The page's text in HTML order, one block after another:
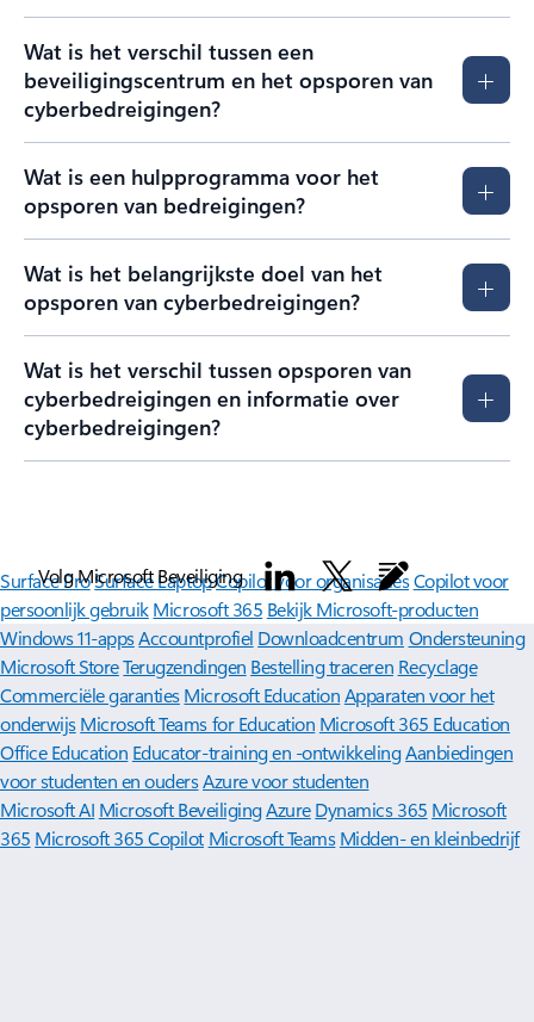
Wat is het verschil tussen een
beveiligingscentrum en het opsporen van
cyberbedreigingen?
Wat is een hulpprogramma voor het
opsporen van bedreigingen?
Wat is het belangrijkste doel van het
opsporen van cyberbedreigingen?
Wat is het verschil tussen opsporen van
cyberbedreigingen en informatie over
cyberbedreigingen?
Volg Microsoft Beveiliging
Surface ProSurface LaptopCopilot voor organisatiesCopilot voor
persoonlijk gebruikMicrosoft 365 Bekijk Microsoft-producten
Windows 11-appsAccountprofiel Downloadcentrum Ondersteuning
Microsoft StoreTerugzendingen Bestelling traceren Recyclage
Commerciële garantiesMicrosoft EducationApparaten voor het
onderwijs Microsoft Teams for Education Microsoft 365 Education
Office Education Educator-training en -ontwikkelingAanbiedingen
voor studenten en oudersAzure voor studenten
Microsoft AI Microsoft BeveiligingAzureDynamics 365 Microsoft
365 Microsoft 365 Copilot Microsoft Teams Midden- en kleinbedrijf